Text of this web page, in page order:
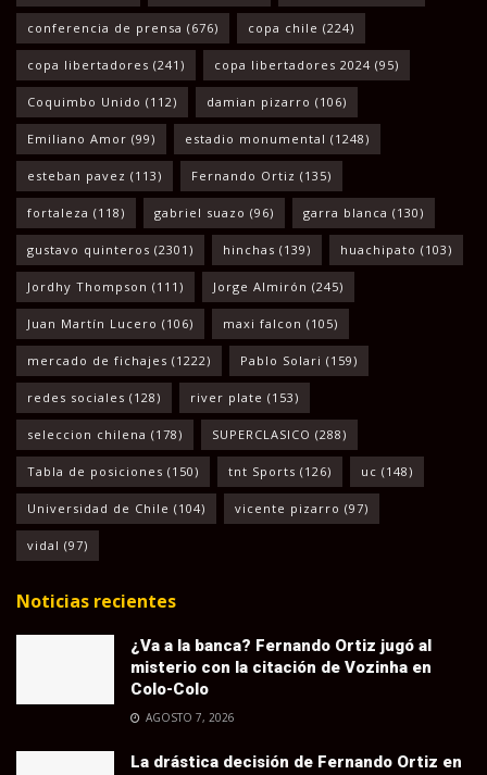
conferencia de prensa (676) copa chile (224)
copa libertadores (241) copa libertadores 2024 (95)
Coquimbo Unido (112) damian pizarro (106)
Emiliano Amor (99) estadio monumental (1248)
esteban pavez (113) Fernando Ortiz (135)
fortaleza (118) gabriel suazo (96) garra blanca (130)
gustavo quinteros (2301) hinchas (139) huachipato (103)
Jordhy Thompson (111) Jorge Almirón (245)
Juan Martín Lucero (106) maxi falcon (105)
mercado de fichajes (1222) Pablo Solari (159)
redes sociales (128) river plate (153)
seleccion chilena (178) SUPERCLASICO (288)
Tabla de posiciones (150) tnt Sports (126) uc (148)
Universidad de Chile (104) vicente pizarro (97)
vidal (97)
Noticias recientes
¿Va a la banca? Fernando Ortiz jugó al
misterio con la citación de Vozinha en
Colo-Colo
AGOSTO 7, 2026
La drástica decisión de Fernando Ortiz en